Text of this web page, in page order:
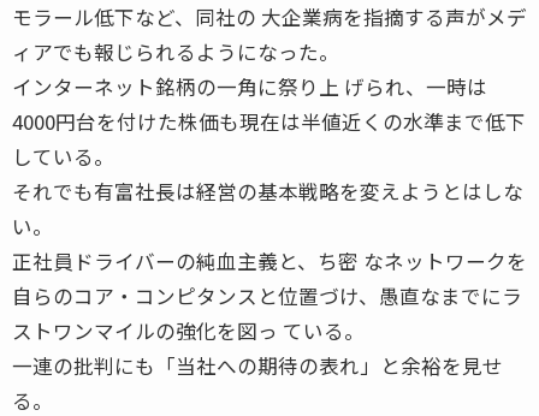
モラール低下など、同社の 大企業病を指摘する声がメデ
ィアでも報じられるようになった。
インターネット銘柄の一角に祭り上 げられ、一時は
4000円台を付けた株価も現在は半値近くの水準まで低下
している。
それでも有富社長は経営の基本戦略を変えようとはしな
い。
正社員ドライバーの純血主義と、ち密 なネットワークを
自らのコア・コンピタンスと位置づけ、愚直なまでにラ
ストワンマイルの強化を図っ ている。
一連の批判にも「当社への期待の表れ」と余裕を見せ
る。